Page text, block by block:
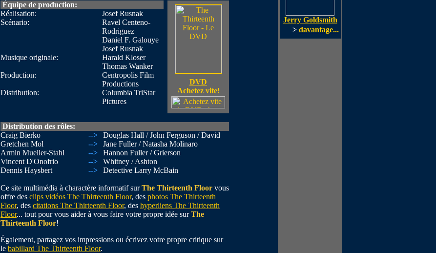
Équipe de production:
Réalisation:
Josef Rusnak
Scénario:
Ravel Centeno-
Rodriguez
Daniel F. Galouye
Josef Rusnak
Musique originale:
Harald Kloser
Thomas Wanker
Production:
Centropolis Film
Productions
Distribution:
Columbia TriStar
Pictures
DVD
Achetez vite!
Distribution des rôles:
Craig Bierko
-->
Douglas Hall / John Ferguson / David
Gretchen Mol
-->
Jane Fuller / Natasha Molinaro
Armin Mueller-Stahl
-->
Hannon Fuller / Grierson
Vincent D'Onofrio
-->
Whitney / Ashton
Dennis Haysbert
--> Detective Larry McBain
Ce site multimédia à charactère informatif surThe Thirteenth Floor vous
offre des clips vidéos The Thirteenth Floor, des photos The Thirteenth
Floor, des citations The Thirteenth Floor, des hyperliens The Thirteenth
Floor... tout pour vous aider à vous faire votre propre idée surThe
Thirteenth Floor!
Également, partagez vos impressions ou écrivez votre propre critique sur
le babillard The Thirteenth Floor.
Jerry Goldsmith
> davantage...